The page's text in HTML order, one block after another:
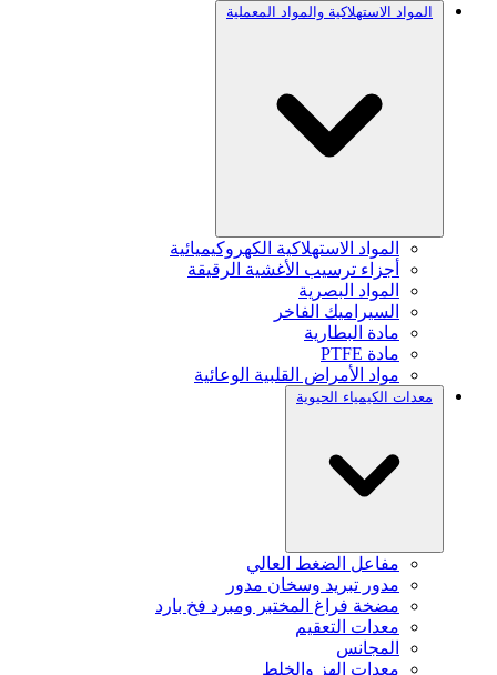
المواد الاستهلاكية والمواد المعملية
المواد الاستهلاكية الكهروكيميائية
أجزاء ترسيب الأغشية الرقيقة
المواد البصرية
السيراميك الفاخر
مادة البطارية
مادة PTFE
مواد الأمراض القلبية الوعائية
معدات الكيمياء الحيوية
مفاعل الضغط العالي
مدور تبريد وسخان مدور
مضخة فراغ المختبر ومبرد فخ بارد
معدات التعقيم
المجانس
معدات الهز والخلط